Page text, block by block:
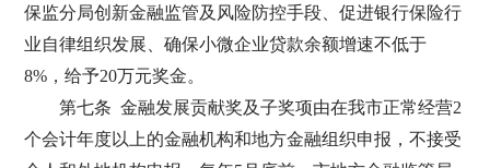
保监分局创新金融监管及风险防控手段、促进银行保险行
业自律组织发展、确保小微企业贷款余额增速不低于
8%，给予20万元奖金。
第七条 金融发展贡献奖及子奖项由在我市正常经营2
个会计年度以上的金融机构和地方金融组织申报，不接受